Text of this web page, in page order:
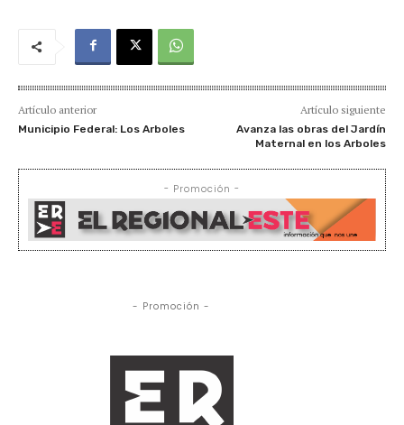
Artículo anterior
Municipio Federal: Los Arboles
Artículo siguiente
Avanza las obras del Jardín
Maternal en los Arboles
- Promoción -
- Promoción -